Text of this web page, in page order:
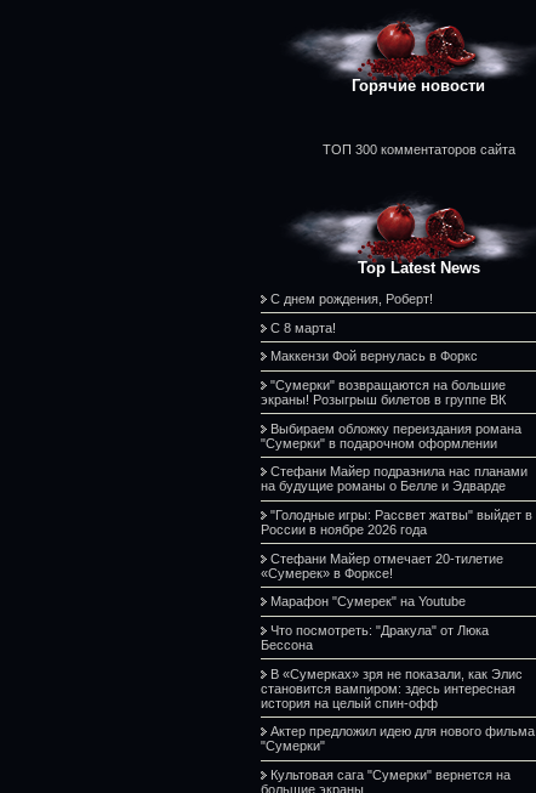
Горячие новости
ТОП 300 комментаторов сайта
Top Latest News
С днем рождения, Роберт!
С 8 марта!
Маккензи Фой вернулась в Форкс
"Сумерки" возвращаются на большие
экраны! Розыгрыш билетов в группе ВК
Выбираем обложку переиздания романа
"Сумерки" в подарочном оформлении
Стефани Майер подразнила нас планами
на будущие романы о Белле и Эдварде
"Голодные игры: Рассвет жатвы" выйдет в
России в ноябре 2026 года
Стефани Майер отмечает 20-тилетие
«Сумерек» в Форксе!
Марафон "Сумерек" на Youtube
Что посмотреть: "Дракула" от Люка
Бессона
В «Сумерках» зря не показали, как Элис
становится вампиром: здесь интересная
история на целый спин-офф
Актер предложил идею для нового фильма
"Сумерки"
Культовая сага "Сумерки" вернется на
большие экраны